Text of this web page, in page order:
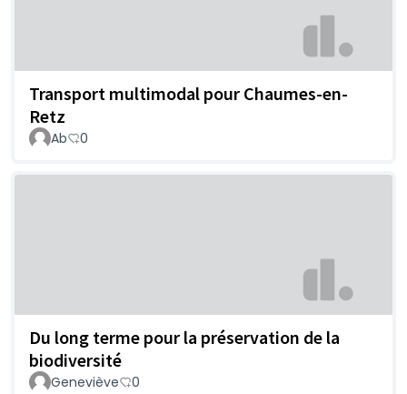
Transport multimodal pour Chaumes-en-
Retz
Ab 0
Du long terme pour la préservation de la
biodiversité
Geneviève 0